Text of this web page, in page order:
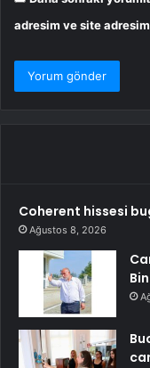
adresim ve site
Coherent hissesi
Ağustos 8, 2026